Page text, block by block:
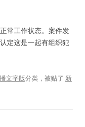
常工作状态。案件发
定这是一起有组织犯
文字版分类，被贴了 新